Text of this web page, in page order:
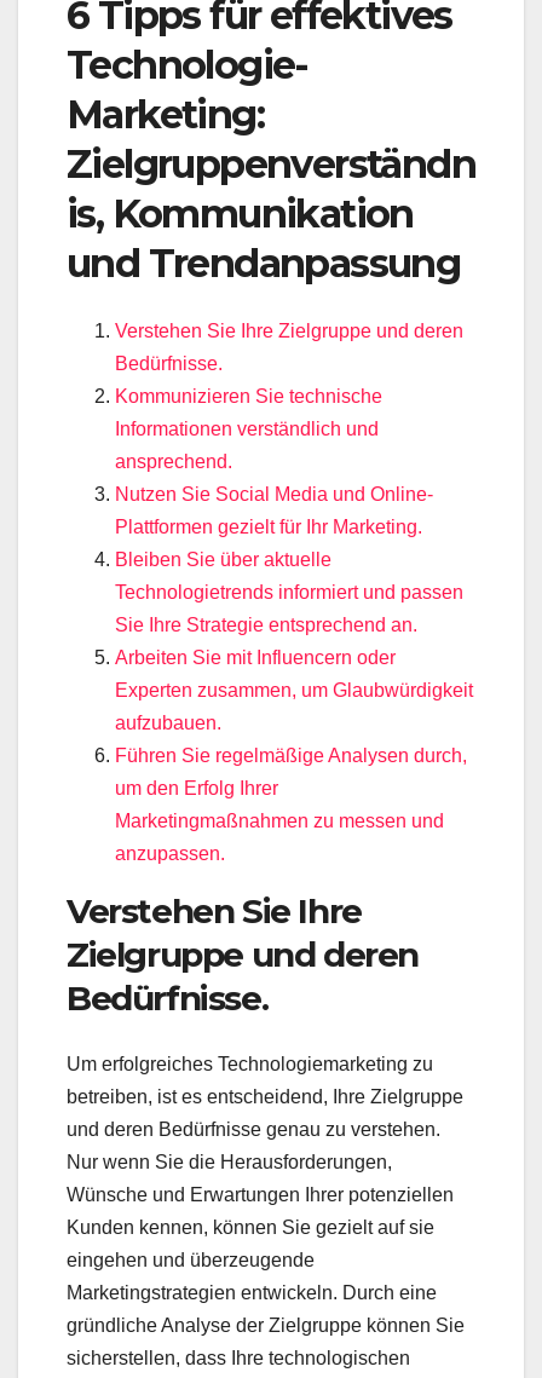
6 Tipps für effektives
Technologie-
Marketing:
Zielgruppenverständn
is, Kommunikation
und Trendanpassung
Verstehen Sie Ihre Zielgruppe und deren
Bedürfnisse.
Kommunizieren Sie technische
Informationen verständlich und
ansprechend.
Nutzen Sie Social Media und Online-
Plattformen gezielt für Ihr Marketing.
Bleiben Sie über aktuelle
Technologietrends informiert und passen
Sie Ihre Strategie entsprechend an.
Arbeiten Sie mit Influencern oder
Experten zusammen, um Glaubwürdigkeit
aufzubauen.
Führen Sie regelmäßige Analysen durch,
um den Erfolg Ihrer
Marketingmaßnahmen zu messen und
anzupassen.
Verstehen Sie Ihre
Zielgruppe und deren
Bedürfnisse.
Um erfolgreiches Technologiemarketing zu
betreiben, ist es entscheidend, Ihre Zielgruppe
und deren Bedürfnisse genau zu verstehen.
Nur wenn Sie die Herausforderungen,
Wünsche und Erwartungen Ihrer potenziellen
Kunden kennen, können Sie gezielt auf sie
eingehen und überzeugende
Marketingstrategien entwickeln. Durch eine
gründliche Analyse der Zielgruppe können Sie
sicherstellen, dass Ihre technologischen